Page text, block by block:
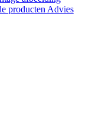
productenAdvies